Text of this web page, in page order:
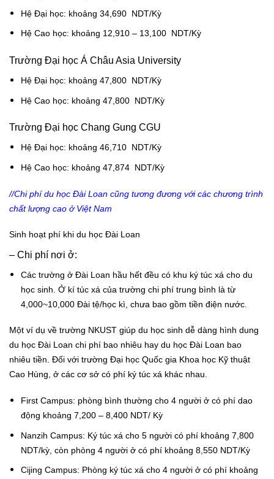
Hệ Đại học: khoảng 34,690 NDT/Kỳ
Hệ Cao học: khoảng 12,910 – 13,100 NDT/Kỳ
Trường Đại học Á Châu Asia University
Hệ Đại học: khoảng 47,800 NDT/Kỳ
Hệ Cao học: khoảng 47,800 NDT/Kỳ
Trường Đại học Chang Gung CGU
Hệ Đại học: khoảng 46,710 NDT/Kỳ
Hệ Cao học: khoảng 47,874 NDT/Kỳ
//Chi phí du học Đài Loan cũng tương đương với các chương trình
chất lượng cao ở Việt Nam
Sinh hoạt phí khi du học Đài Loan
– Chi phí nơi ở:
Các trường ở Đài Loan hầu hết đều có khu ký túc xá cho du
học sinh. Ở kí túc xá của trường chi phí trung bình là từ
4,000~10,000 Đài tệ/học kì, chưa bao gồm tiền điện nước.
Một ví dụ về trường NKUST giúp du học sinh dễ dàng hình dung
du học Đài Loan chi phí bao nhiêu hay du học Đài Loan bao
nhiêu tiền. Đối với trường Đại học Quốc gia Khoa học Kỹ thuật
Cao Hùng, ở các cơ sở có phí ký túc xá khác nhau.
First Campus: phòng bình thường cho 4 người ở có phí dao
động khoảng 7,200 – 8,400 NDT/ Kỳ
Nanzih Campus: Ký túc xá cho 5 người có phí khoảng 7,800
NDT/kỳ, còn phòng 4 người ở có phí khoảng 8,550 NDT/Kỳ
Cijing Campus: Phòng ký túc xá cho 4 người ở có phí khoảng